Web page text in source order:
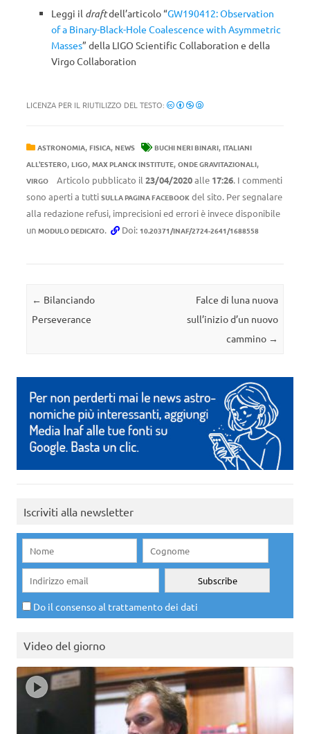
Leggi il draftdell’articolo “GW190412: Observation
of a Binary-Black-Hole Coalescence with Asymmetric
Masses” della LIGO Scientific Collaboration e della
Virgo Collaboration
LICENZA PER IL RIUTILIZZO DEL TESTO:
ASTRONOMIA, FISICA, NEWS BUCHI NERI BINARI, ITALIANI
ALL'ESTERO, LIGO, MAX PLANCK INSTITUTE, ONDE GRAVITAZIONALI,
VIRGO Articolo pubblicato il 23/04/2020alle 17:26. I commenti
sono aperti a tutti SULLA PAGINA FACEBOOK del sito. Per segnalare
alla redazione refusi, imprecisioni ed errori è invece disponibile
un MODULO DEDICATO. Doi: 10.20371/INAF/2724-2641/1688558
Navigazione articolo
← Bilanciando
Perseverance
Falce di luna nuova
sull’inizio d’un nuovo
cammino →
Iscriviti alla newsletter
Do il consenso al trattamento dei dati
Video del giorno